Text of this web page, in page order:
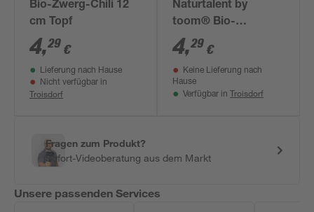
Bio-Zwerg-Chili 12
cm Topf
4,29 €
Lieferung nach Hause
Nicht verfügbar in
Troisdorf
Naturtalent by
toom® Bio-
Gemüseraritäten
verschiedene Sorten
12 cm Topf
4,29 €
Keine Lieferung nach
Hause
Verfügbar in Troisdorf
Fragen zum Produkt?
Sofort-Videoberatung aus dem Markt
Unsere passenden Services